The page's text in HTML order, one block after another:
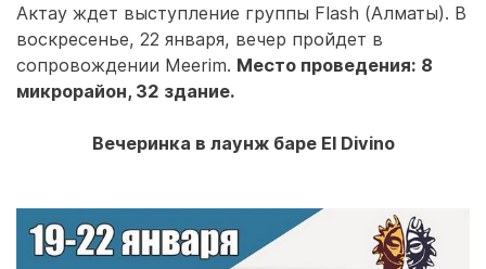
Актау ждет выступление группы Flash (Алматы). В
воскресенье, 22 января, вечер пройдет в
сопровождении Meerim. Место проведения: 8
микрорайон, 32 здание.
Вечеринка в лаунж баре El Divino